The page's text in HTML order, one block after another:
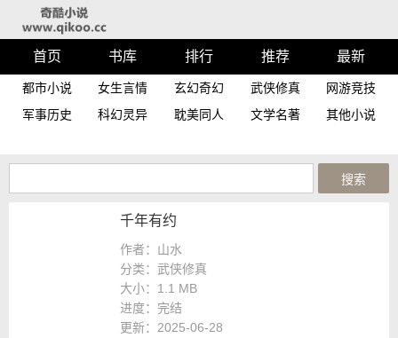
首页 书库 排行 推荐 最新
都市小说 女生言情 玄幻奇幻 武侠修真
网游竞技
军事历史
科幻灵异 耽美同人 文学名著 其他小说
千年有约
作者：山水
分类：武侠修真
大小： 1.1 MB
进度： 完结
更新：2025-06-28